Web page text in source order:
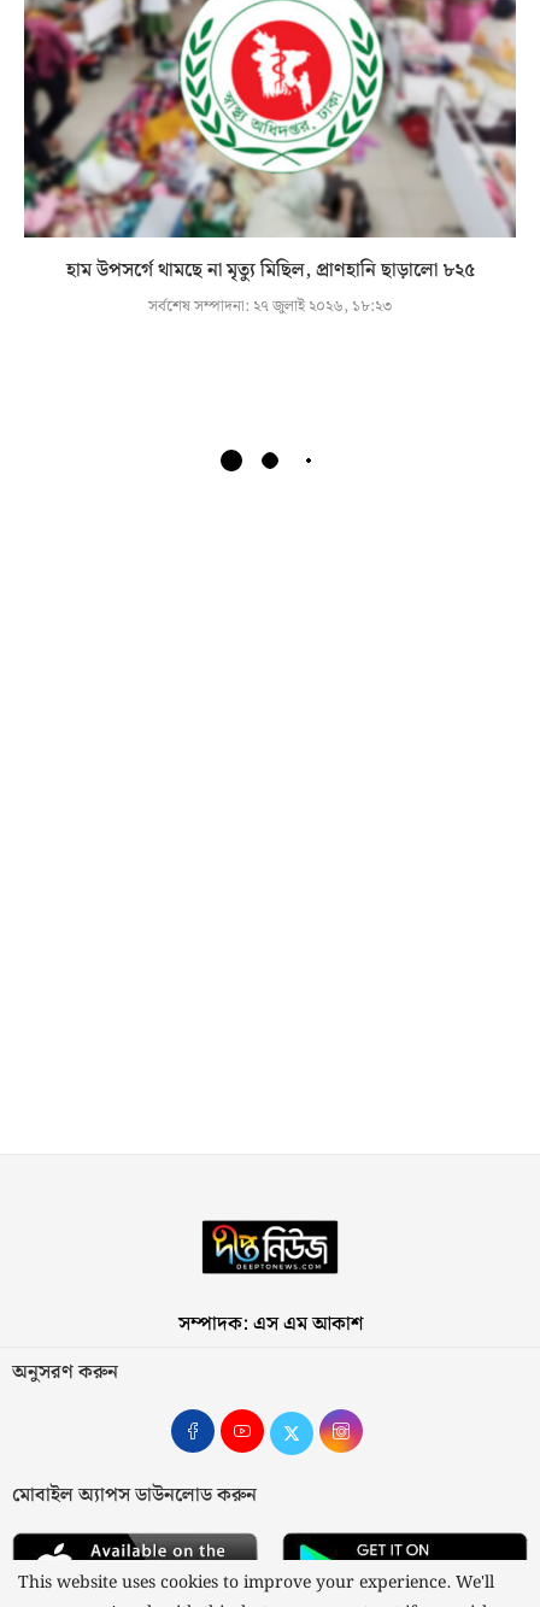
হাম উপসর্গে থামছে না মৃত্যু মিছিল, প্রাণহানি ছাড়ালো ৮২৫
সর্বশেষ সম্পাদনা: ২৭ জুলাই ২০২৬, ১৮:২৩
সম্পাদক: এস এম আকাশ
অনুসরণ করুন
মোবাইল অ্যাপস ডাউনলোড করুন
This website uses cookies to improve your experience. We'll